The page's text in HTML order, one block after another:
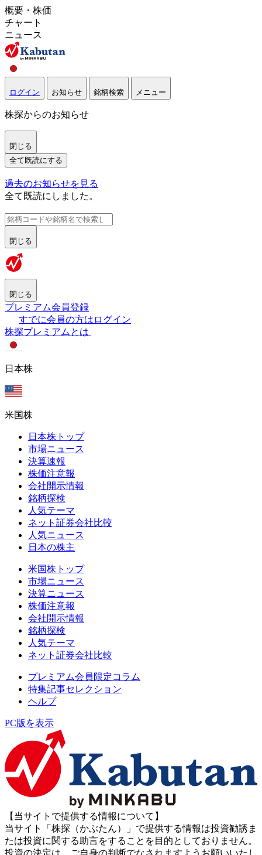
概要・株価
チャート
ニュース
ログイン お知らせ 銘柄検索 メニュー
株探からのお知らせ
閉じる
全て既読にする
過去のお知らせを見る
全て既読にしました。
閉じる
閉じる
プレミアム会員登録
すでに会員の方はログイン
株探プレミアムとは
日本株
米国株
日本株トップ
市場ニュース
決算速報
株価注意報
会社開示情報
銘柄探検
人気テーマ
ネット証券会社比較
人気ニュース
日本の株主
米国株トップ
市場ニュース
決算ニュース
株価注意報
会社開示情報
銘柄探検
人気テーマ
ネット証券会社比較
プレミアム会員限定コラム
特集記事セレクション
ヘルプ
PC版を表示
【当サイトで提供する情報について】
当サイト「株探（かぶたん）」で提供する情報は投資勧誘ま
たは投資に関する助言をすることを目的としておりません。
投資の決定は、ご自身の判断でなされますようお願いいたし